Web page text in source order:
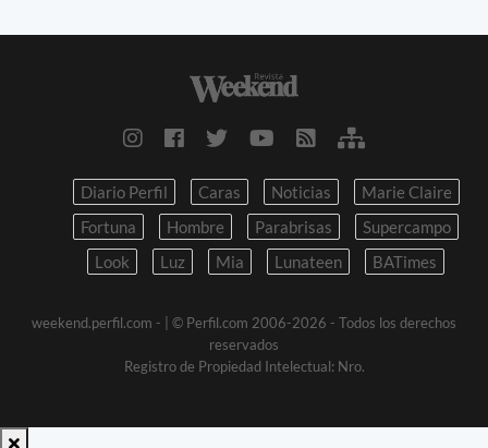
Diario Perfil Caras Noticias
Marie Claire
Fortuna
Hombre Parabrisas
Supercampo
Look
Luz Mia Lunateen BATimes
weekend.perfil.com -
| © Perfil.com 2006-2026 - Todos los derechos
reservados
Registro de Propiedad Intelectual: Nro.